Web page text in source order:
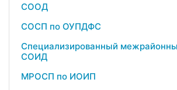
СООД
СОСП по ОУПДФС
Специализированный
СОИД
МРОСП по ИОИП